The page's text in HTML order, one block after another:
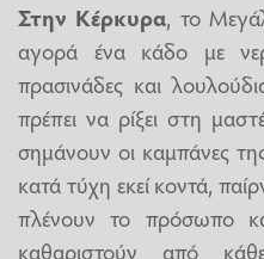
Στην Κέρκυρα, το
αγορά ένα κάδο με
πρασινάδες και
πρέπει να ρίξει στη
σημάνουν οι καμπάνες
κατά τύχη εκεί κοντά,
πλένουν το πρόσωπο
καθαριστούν από